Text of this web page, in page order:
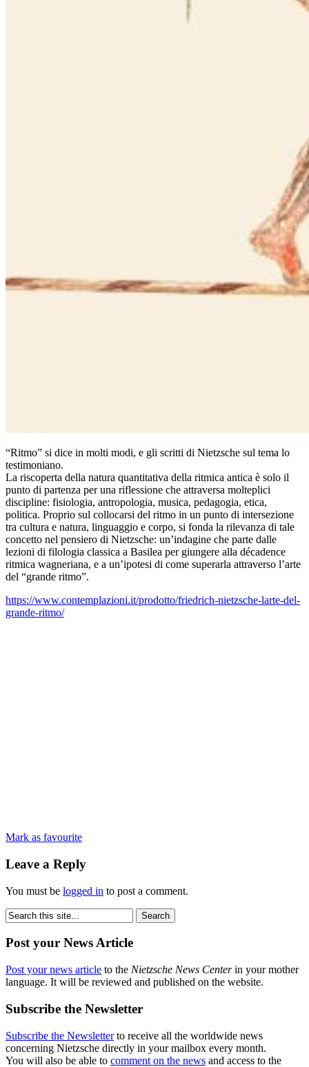
“Ritmo” si dice in molti modi, e gli scritti di Nietzsche sul tema lo
testimoniano.
La riscoperta della natura quantitativa della ritmica antica è solo il
punto di partenza per una riflessione che attraversa molteplici
discipline: fisiologia, antropologia, musica, pedagogia, etica,
politica. Proprio sul collocarsi del ritmo in un punto di intersezione
tra cultura e natura, linguaggio e corpo, si fonda la rilevanza di tale
concetto nel pensiero di Nietzsche: un’indagine che parte dalle
lezioni di filologia classica a Basilea per giungere alla décadence
ritmica wagneriana, e a un’ipotesi di come superarla attraverso l’arte
del “grande ritmo”.
https://www.contemplazioni.it/prodotto/friedrich-nietzsche-larte-del-
grande-ritmo/
Mark as favourite
Leave a Reply
You must be logged in to post a comment.
Post your News Article
Post your news article to the Nietzsche News Centerin your mother
language. It will be reviewed and published on the website.
Subscribe the Newsletter
Subscribe the Newsletterto receive all the worldwide news
concerning Nietzsche directly in your mailbox every month.
You will also be able to comment on the news and access to the